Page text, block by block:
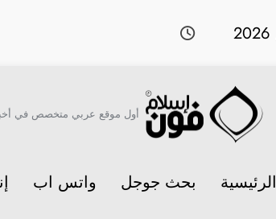
أول موقع عربي متخصص في أخبار
الرئيسية بحث جوجل واتس اب